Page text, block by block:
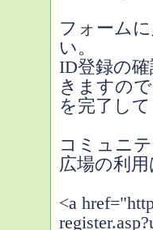
フォーム
い。
ID登録の
きますの
を完了し
コミュニ
広場の利
<a